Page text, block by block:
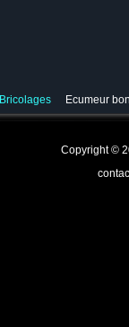
Bricolages Ecumeur
Copyright ©